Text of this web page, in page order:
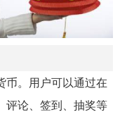
币。用户可以通过在
评论、签到、抽奖等